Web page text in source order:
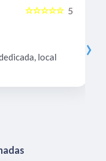
5
☆☆☆☆☆
local
›